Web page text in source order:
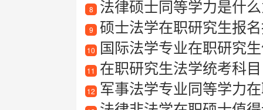
8 法律硕士同等学力是什
9 硕士法学在职研究生报
10 国际法学专业在职研究生值
11 在职研究生法学统考科目
12 军事法学专业同等学力